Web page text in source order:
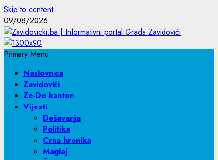
Skip to content
09/08/2026
Primary Menu
Naslovnica
Zavidovići
Ze-Do kanton
Vijesti
Dešavanja
Politika
Crna hronika
Maglaj